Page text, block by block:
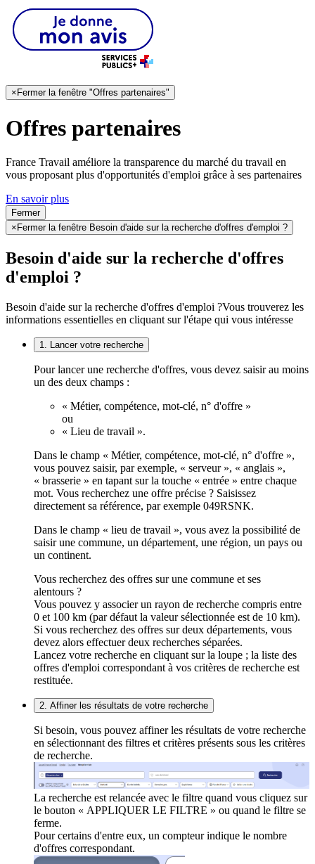
× Fermer la fenêtre "Offres partenaires"
Offres partenaires
France Travail améliore la transparence du marché du travail en
vous proposant plus d'opportunités d'emploi grâce à ses partenaires
En savoir plus
Fermer
× Fermer la fenêtre Besoin d'aide sur la recherche d'offres d'emploi ?
Besoin d'aide sur la recherche d'offres
d'emploi ?
Besoin d'aide sur la recherche d'offres d'emploi ?Vous trouverez les
informations essentielles en cliquant sur l'étape qui vous intéresse
1. Lancer votre recherche
Pour lancer une recherche d'offres, vous devez saisir au moins
un des deux champs :
« Métier, compétence, mot-clé, n° d'offre »
ou
« Lieu de travail ».
Dans le champ « Métier, compétence, mot-clé, n° d'offre »,
vous pouvez saisir, par exemple, « serveur », « anglais »,
« brasserie » en tapant sur la touche « entrée » entre chaque
mot. Vous recherchez une offre précise ? Saisissez
directement sa référence, par exemple 049RSNK.
Dans le champ « lieu de travail », vous avez la possibilité de
saisir une commune, un département, une région, un pays ou
un continent.
Vous recherchez des offres sur une commune et ses
alentours ?
Vous pouvez y associer un rayon de recherche compris entre
0 et 100 km (par défaut la valeur sélectionnée est de 10 km).
Si vous recherchez des offres sur deux départements, vous
devez alors effectuer deux recherches séparées.
Lancez votre recherche en cliquant sur la loupe ; la liste des
offres d'emploi correspondant à vos critères de recherche est
restituée.
2. Affiner les résultats de votre recherche
Si besoin, vous pouvez affiner les résultats de votre recherche
en sélectionnant des filtres et critères présents sous les critères
de recherche.
La recherche est relancée avec le filtre quand vous cliquez sur
le bouton « APPLIQUER LE FILTRE » ou quand le filtre se
ferme.
Pour certains d'entre eux, un compteur indique le nombre
d'offres correspondant.